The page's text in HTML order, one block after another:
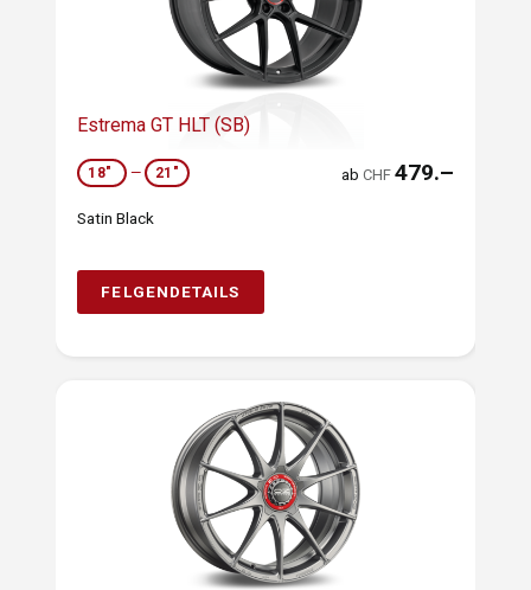
Estrema GT HLT (SB)
18" — 21" abCHF 479.–
Satin Black
FELGENDETAILS